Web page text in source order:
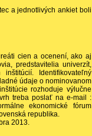
a jednotlivých ankiet boli
cien a ocenení, ako aj
predstavitelia univerzít,
Identifikovateľný
údaje o nominovanom
rozhoduje výlučne
treba poslať na e-mail :
ekonomické fórum
republika.
2013.